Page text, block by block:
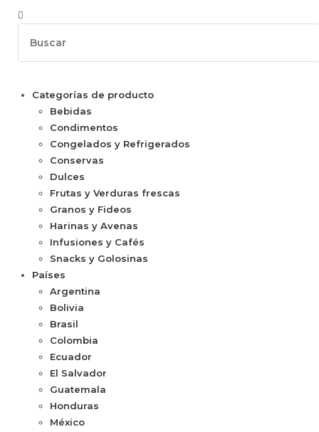
Categorías de producto
Bebidas
Condimentos
Congelados y Refrigerados
Conservas
Dulces
Frutas y Verduras frescas
Granos y Fideos
Harinas y Avenas
Infusiones y Cafés
Snacks y Golosinas
Países
Argentina
Bolivia
Brasil
Colombia
Ecuador
El Salvador
Guatemala
Honduras
México